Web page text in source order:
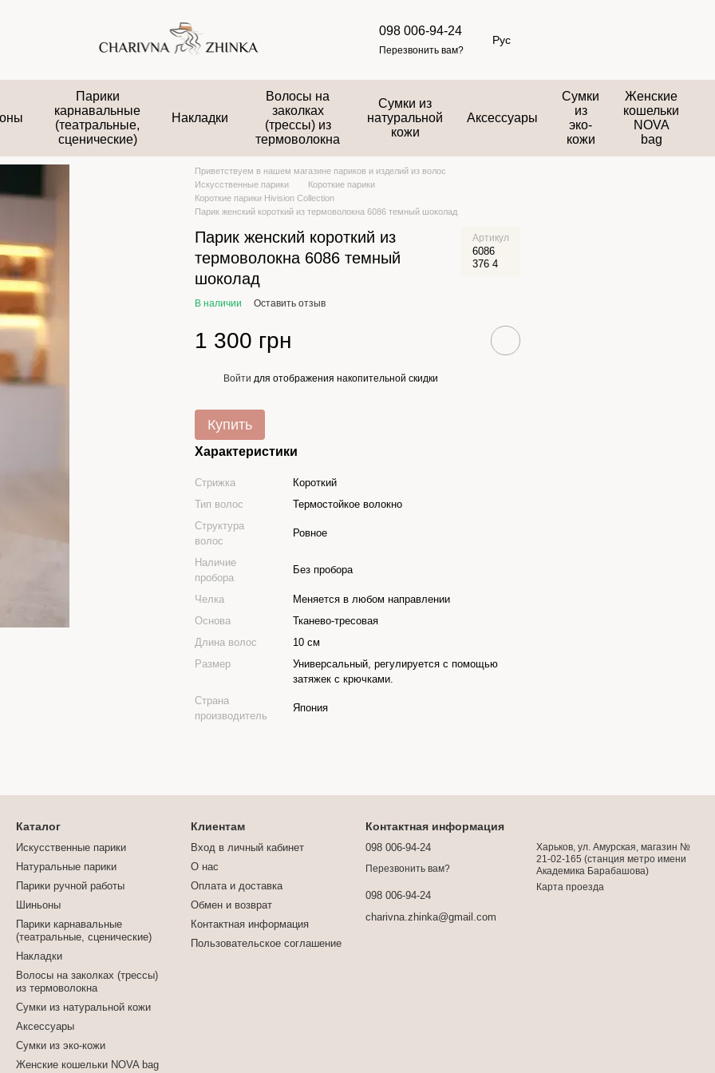
098 006-94-24
Перезвонить вам?
Рус
Парики
карнавальные
(театральные,
сценические)
Накладки
Волосы на
заколках
(трессы) из
термоволокна
Сумки из
натуральной
кожи
Аксессуары
Сумки
из
эко-
кожи
Женские
кошельки
NOVA
bag
Приветствуем в нашем магазине париков и изделий из волос
Искусственные парики
Короткие парики
Короткие парики Hivision Collection
Парик женский короткий из термоволокна 6086 темный шоколад
Парик женский короткий из
термоволокна 6086 темный
шоколад
Артикул
6086
376 4
В наличии Оставить отзыв
1 300 грн
Войти для отображения накопительной скидки
Купить
Характеристики
Стрижка
Короткий
Тип волос
Термостойкое волокно
Структура
волос
Ровное
Наличие
пробора
Без пробора
Челка
Меняется в любом направлении
Основа
Тканево-тресовая
Длина волос
10 см
Размер
Универсальный, регулируется с помощью
затяжек с крючками.
Страна
производитель
Япония
Каталог
Искусственные парики
Натуральные парики
Парики ручной работы
Шиньоны
Парики карнавальные
(театральные, сценические)
Накладки
Волосы на заколках (трессы)
из термоволокна
Сумки из натуральной кожи
Аксессуары
Сумки из эко-кожи
Женские кошельки NOVA bag
Клиентам
Вход в личный кабинет
О нас
Оплата и доставка
Обмен и возврат
Контактная информация
Пользовательское соглашение
Контактная информация
098 006-94-24
Перезвонить вам?
098 006-94-24
charivna.zhinka@gmail.com
Харьков, ул. Амурская, магазин №
21-02-165 (станция метро имени
Академика Барабашова)
Карта проезда